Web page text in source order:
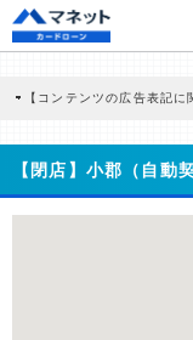
【コンテンツの広告表記に
商品を根拠なくPRするもの
どに基づき、公平性を担保
>提携企業一覧
【閉店】小郡（自動